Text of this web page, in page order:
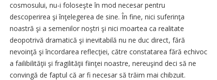
cosmosului, nu-i foloseşte în mod necesar pentru
descoperirea şi înţelegerea de sine. În fine, nici suferinţa
noastră şi a semenilor noştri şi nici moartea ca realitate
deopotrivă dramatică şi inevitabilă nu ne duc direct, fără
nevoinţă şi încordarea reflecţiei, către constatarea fără echivoc
a failibilităţii şi fragilităţii fiinţei noastre, nereuşind deci să ne
convingă de faptul că ar fi necesar să trăim mai chibzuit.